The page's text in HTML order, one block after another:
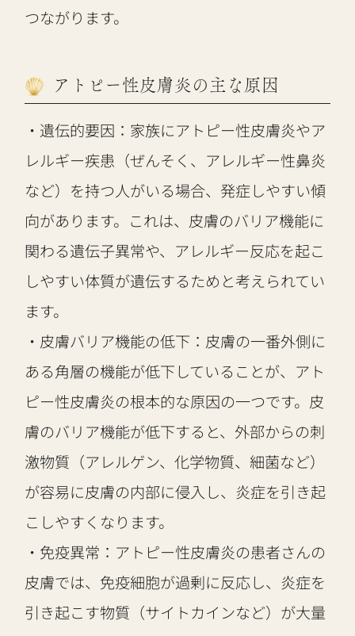
つながります。
アトピー性皮膚炎の主な原因
・遺伝的要因：家族にアトピー性皮膚炎やア
レルギー疾患（ぜんそく、アレルギー性鼻炎
など）を持つ人がいる場合、発症しやすい傾
向があります。これは、皮膚のバリア機能に
関わる遺伝子異常や、アレルギー反応を起こ
しやすい体質が遺伝するためと考えられてい
ます。
・皮膚バリア機能の低下：皮膚の一番外側に
ある角層の機能が低下していることが、アト
ピー性皮膚炎の根本的な原因の一つです。皮
膚のバリア機能が低下すると、外部からの刺
激物質（アレルゲン、化学物質、細菌など）
が容易に皮膚の内部に侵入し、炎症を引き起
こしやすくなります。
・免疫異常：アトピー性皮膚炎の患者さんの
皮膚では、免疫細胞が過剰に反応し、炎症を
引き起こす物質（サイトカインなど）が大量